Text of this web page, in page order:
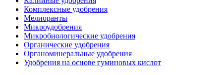
Комплексные удобрения
Мелиоранты
Микроудобрения
Микробиологические удобрения
Органические удобрения
Органоминеральные удобрения
Удобрения на основе гуминовых кислот